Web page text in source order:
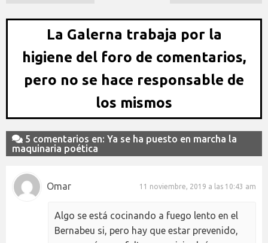
La Galerna trabaja por la
higiene del foro de comentarios,
pero no se hace responsable de
los mismos
5 comentarios en: Ya se ha puesto en marcha la
maquinaria poética
Omar 11 noviembre, 2019 a las 10:43 am
Algo se está cocinando a fuego lento en el
Bernabeu si, pero hay que estar prevenido,